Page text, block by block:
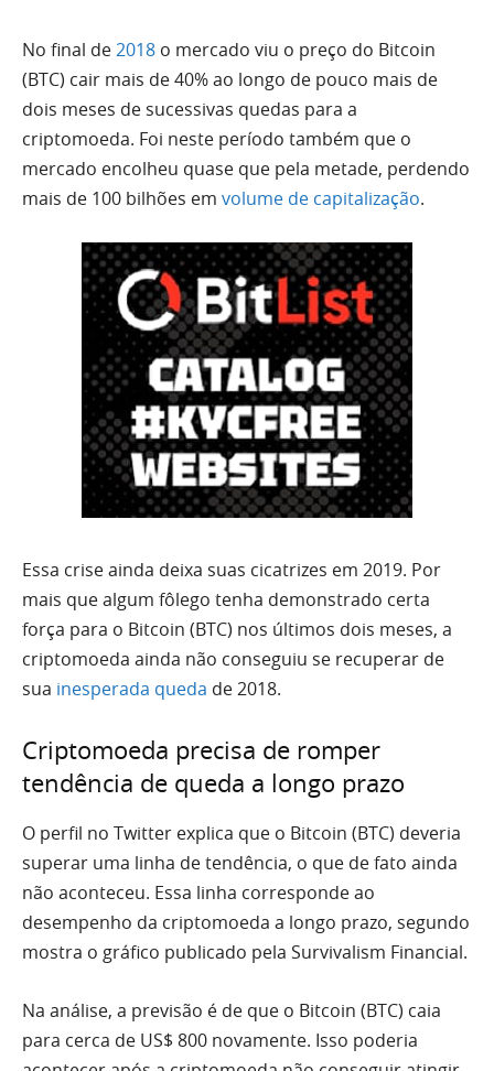
No final de2018 o mercado viu o preço do Bitcoin
(BTC) cair mais de 40% ao longo de pouco mais de
dois meses de sucessivas quedas para a
criptomoeda. Foi neste período também que o
mercado encolheu quase que pela metade, perdendo
mais de 100 bilhões em volume de capitalização.
Essa crise ainda deixa suas cicatrizes em 2019. Por
mais que algum fôlego tenha demonstrado certa
força para o Bitcoin (BTC) nos últimos dois meses, a
criptomoeda ainda não conseguiu se recuperar de
sua inesperada queda de 2018.
Criptomoeda precisa de romper
tendência de queda a longo prazo
O perfil no Twitter explica que o Bitcoin (BTC) deveria
superar uma linha de tendência, o que de fato ainda
não aconteceu. Essa linha corresponde ao
desempenho da criptomoeda a longo prazo, segundo
mostra o gráfico publicado pela Survivalism Financial.
Na análise, a previsão é de que o Bitcoin (BTC) caia
para cerca de US$ 800 novamente. Isso poderia